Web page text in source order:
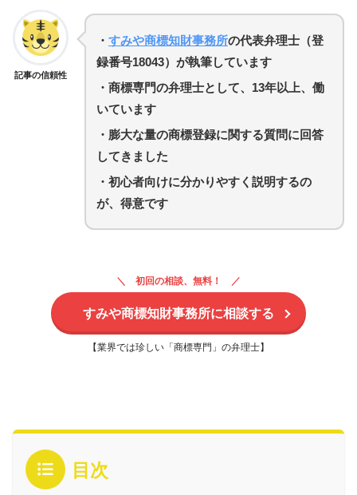
記事の信頼性
・ すみや商標知財事務所の代表弁理士（登
録番号18043）が執筆しています
・商標専門の弁理士として、13年以上、働
いています
・ 膨大な量の商標登録に関する質問に回答
してきました
・初心者向けに分かりやすく説明するの
が、得意です
初回の相談、無料！
すみや商標知財事務所に相談する
【業界では珍しい「商標専門」の弁理士】
目次